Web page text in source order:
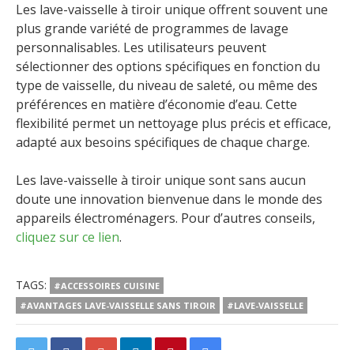
Les lave-vaisselle à tiroir unique offrent souvent une
plus grande variété de programmes de lavage
personnalisables. Les utilisateurs peuvent
sélectionner des options spécifiques en fonction du
type de vaisselle, du niveau de saleté, ou même des
préférences en matière d’économie d’eau. Cette
flexibilité permet un nettoyage plus précis et efficace,
adapté aux besoins spécifiques de chaque charge.
Les lave-vaisselle à tiroir unique sont sans aucun
doute une innovation bienvenue dans le monde des
appareils électroménagers. Pour d’autres conseils,
cliquez sur ce lien.
TAGS:
#ACCESSOIRES CUISINE
#AVANTAGES LAVE-VAISSELLE SANS TIROIR
#LAVE-VAISSELLE